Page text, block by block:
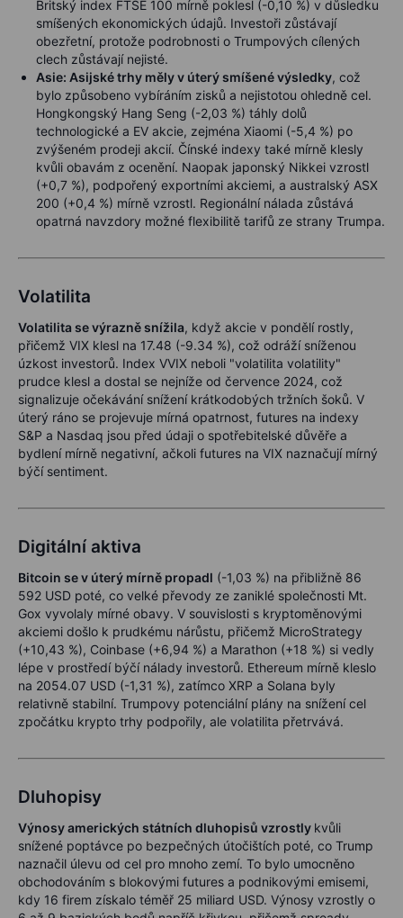
Britský index FTSE 100 mírně poklesl (-0,10 %) v důsledku
smíšených ekonomických údajů. Investoři zůstávají
obezřetní, protože podrobnosti o Trumpových cílených
clech zůstávají nejisté.
Asie: Asijské trhy měly v úterý smíšené výsledky, což
bylo způsobeno vybíráním zisků a nejistotou ohledně cel.
Hongkongský Hang Seng (-2,03 %) táhly dolů
technologické a EV akcie, zejména Xiaomi (-5,4 %) po
zvýšeném prodeji akcií. Čínské indexy také mírně klesly
kvůli obavám z ocenění. Naopak japonský Nikkei vzrostl
(+0,7 %), podpořený exportními akciemi, a australský ASX
200 (+0,4 %) mírně vzrostl. Regionální nálada zůstává
opatrná navzdory možné flexibilitě tarifů ze strany Trumpa.
Volatilita
Volatilita se výrazně snížila, když akcie v pondělí rostly,
přičemž VIX klesl na 17.48 (-9.34 %), což odráží sníženou
úzkost investorů. Index VVIX neboli "volatilita volatility"
prudce klesl a dostal se nejníže od července 2024, což
signalizuje očekávání snížení krátkodobých tržních šoků. V
úterý ráno se projevuje mírná opatrnost, futures na indexy
S&P a Nasdaq jsou před údaji o spotřebitelské důvěře a
bydlení mírně negativní, ačkoli futures na VIX naznačují mírný
býčí sentiment.
Digitální aktiva
Bitcoin se v úterý mírně propadl (-1,03 %) na přibližně 86
592 USD poté, co velké převody ze zaniklé společnosti Mt.
Gox vyvolaly mírné obavy. V souvislosti s kryptoměnovými
akciemi došlo k prudkému nárůstu, přičemž MicroStrategy
(+10,43 %), Coinbase (+6,94 %) a Marathon (+18 %) si vedly
lépe v prostředí býčí nálady investorů. Ethereum mírně kleslo
na 2054.07 USD (-1,31 %), zatímco XRP a Solana byly
relativně stabilní. Trumpovy potenciální plány na snížení cel
zpočátku krypto trhy podpořily, ale volatilita přetrvává.
Dluhopisy
Výnosy amerických státních dluhopisů vzrostly kvůli
snížené poptávce po bezpečných útočištích poté, co Trump
naznačil úlevu od cel pro mnoho zemí. To bylo umocněno
obchodováním s blokovými futures a podnikovými emisemi,
kdy 16 firem získalo téměř 25 miliard USD. Výnosy vzrostly o